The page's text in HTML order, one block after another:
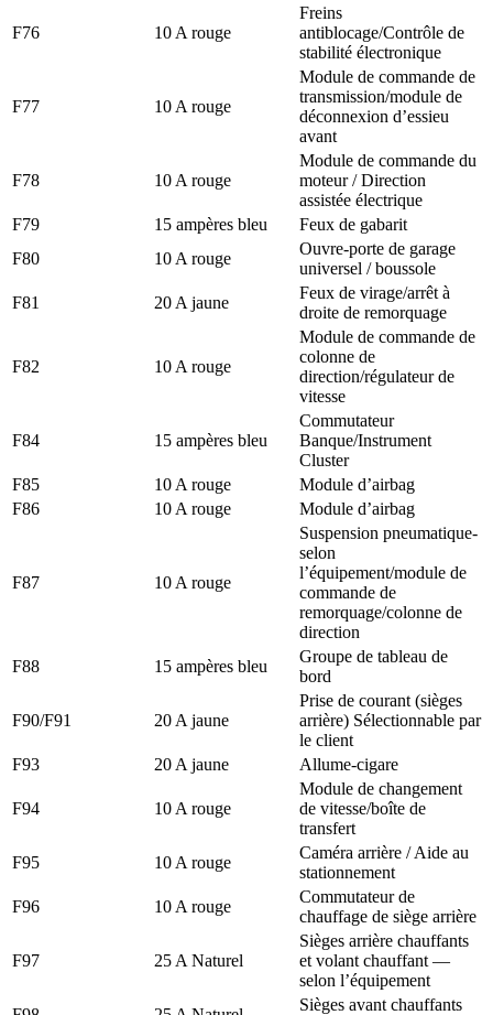
F76 10 A rouge
Freins
antiblocage/Contrôle de
stabilité électronique
F77 10 A rouge
Module de commande de
transmission/module de
déconnexion d’essieu
avant
F78 10 A rouge
Module de commande du
moteur / Direction
assistée électrique
F79
15 ampères bleu
Feux de gabarit
F80
10 A rouge
Ouvre-porte de garage
universel / boussole
F81
20 A jaune
Feux de virage/arrêt à
droite de remorquage
F82 10 A rouge
Module de commande de
colonne de
direction/régulateur de
vitesse
F84 15 ampères bleu
Commutateur
Banque/Instrument
Cluster
F85
10 A rouge
Module d’airbag
F86
10 A rouge Module d’airbag
F87 10 A rouge
Suspension pneumatique-
selon
l’équipement/module de
commande de
remorquage/colonne de
direction
F88
15 ampères bleu
Groupe de tableau de
bord
F90/F91 20 A jaune
Prise de courant (sièges
arrière) Sélectionnable par
le client
F93
20 A jaune Allume-cigare
F94 10 A rouge
Module de changement
de vitesse/boîte de
transfert
F95
10 A rouge
Caméra arrière / Aide au
stationnement
F96
10 A rouge
Commutateur de
chauffage de siège arrière
F97 25 A Naturel
Sièges arrière chauffants
et volant chauffant —
selon l’équipement
Sièges avant chauffants